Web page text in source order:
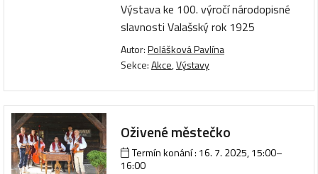
Výstava ke 100. výročí národopisné
slavnosti Valašský rok 1925
Autor:Polášková Pavlína
Sekce:Akce,Výstavy
Oživené městečko
Termín konání : 16. 7. 2025, 15:00–
16:00